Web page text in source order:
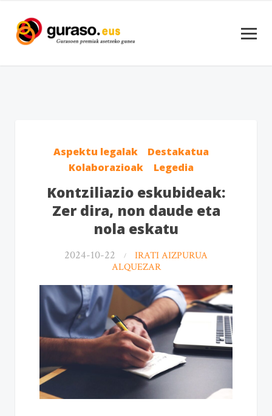
Aspektu legalak
Destakatua
Kolaborazioak
Legedia
Kontziliazio eskubideak:
Zer dira, non daude eta
nola eskatu
2024-10-22
IRATI AIZPURUA
ALQUEZAR